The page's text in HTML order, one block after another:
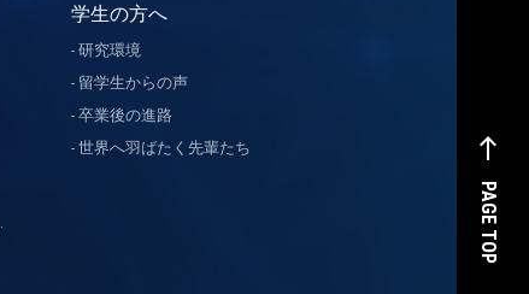
west
PAGE TOP
学生の方へ
研究環境
留学生からの声
卒業後の進路
世界へ羽ばたく先輩たち